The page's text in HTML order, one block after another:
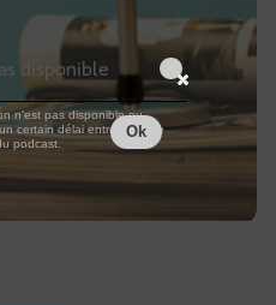
disponible
n'est pas disponible ou
certain délai entre la fin de
podcast.
Ok